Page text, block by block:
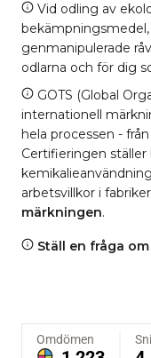
Vid odling av
genmanipulerade
odlarna och för dig
GOTS (Global
internationell
hela processen -
Certifieringen ställer
arbetsvillkor i
märkningen.
Ställ en fråga